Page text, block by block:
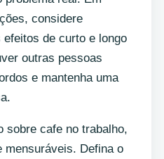
considere
de curto e longo
outras pessoas
e mantenha uma
sobre cafe no trabalho,
mensuráveis. Defina o